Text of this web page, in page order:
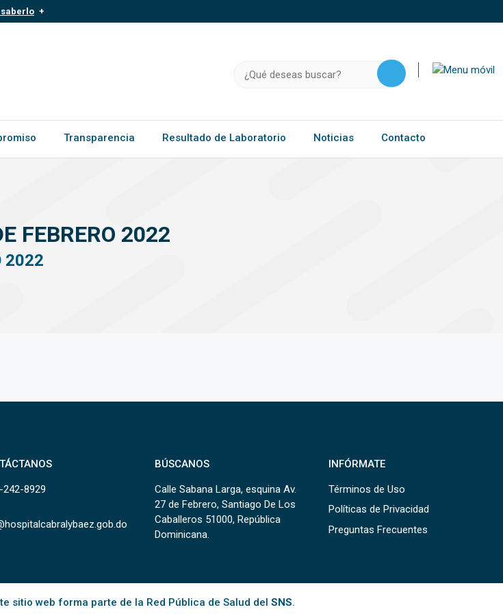
saberlo
Transparencia Resultado de Laboratorio Noticias Contacto
FEBRERO 2022
2022
242-8929
BÚSCANOS
Calle Sabana Larga, esquina Av.
27 de Febrero, Santiago De Los
Caballeros 51000, República
Dominicana.
INFÓRMATE
Términos de Uso
Políticas de Privacidad
Preguntas Frecuentes
sitio web forma parte de la Red Pública de Salud del SNS.